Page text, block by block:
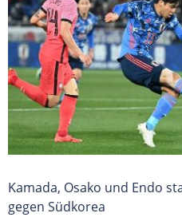
Kamada, Osako und Endo
gegen Südkorea